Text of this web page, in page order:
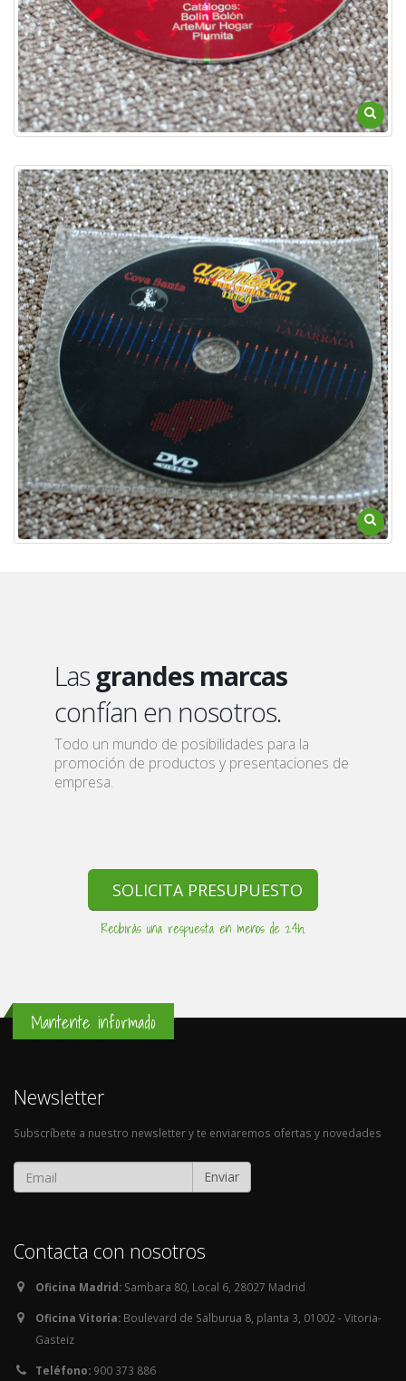
Las grandes marcas
confían en nosotros.
Todo un mundo de posibilidades para la
promoción de productos y presentaciones de
empresa.
SOLICITA PRESUPUESTO
Recibirás una respuesta en menos de 24h.
Mantente informado
Newsletter
Subscríbete a nuestro newsletter y te enviaremos ofertas y novedades
Enviar
Contacta con nosotros
Oficina Madrid: Sambara 80, Local 6, 28027 Madrid
Oficina Vitoria: Boulevard de Salburua 8, planta 3, 01002 - Vitoria-
Gasteiz
Teléfono: 900 373 886